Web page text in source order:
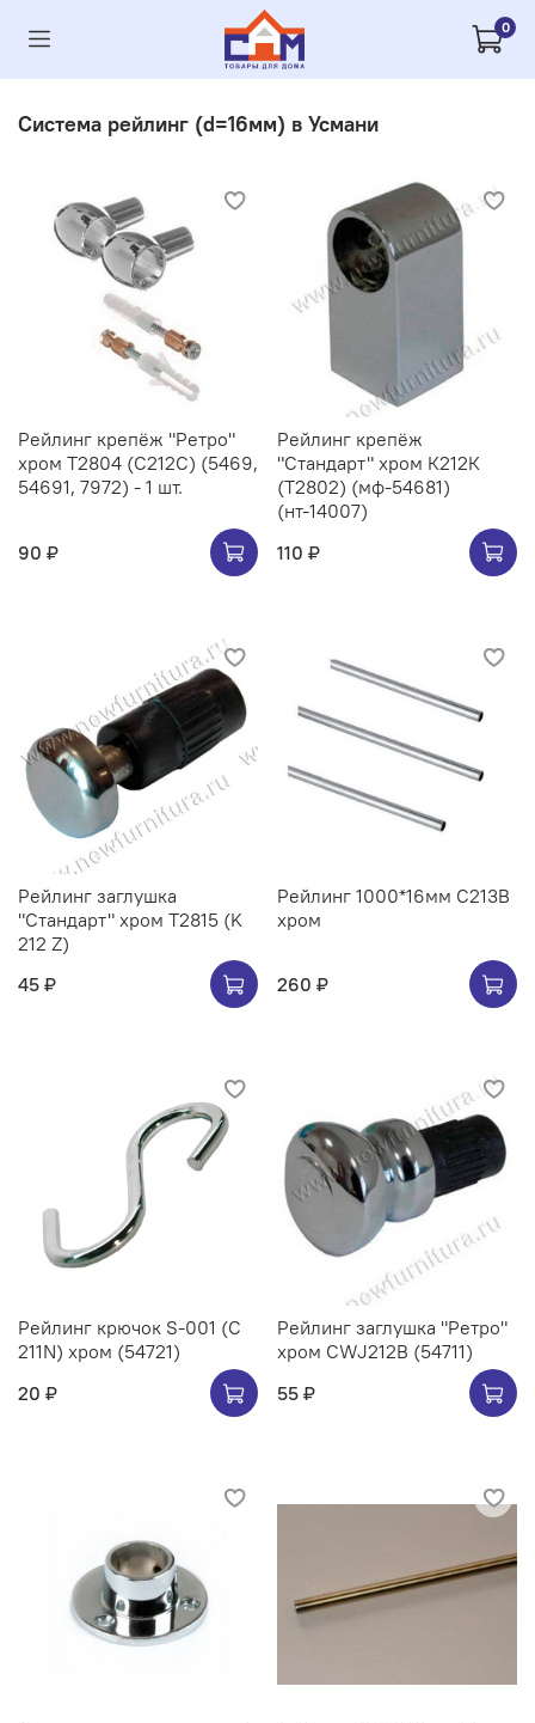
0
Система рейлинг (d=16мм) в Усмани
Рейлинг крепёж "Ретро"
хром Т2804 (С212C) (5469,
54691, 7972) - 1 шт.
90 ₽
Рейлинг крепёж
"Стандарт" хром К212К
(Т2802) (мф-54681)
(нт-14007)
110 ₽
Рейлинг заглушка
"Стандарт" хром Т2815 (K
212 Z)
45 ₽
Рейлинг 1000*16мм C213B
хром
260 ₽
Рейлинг крючок S-001 (C
211N) хром (54721)
20 ₽
Рейлинг заглушка "Ретро"
хром CWJ212B (54711)
55 ₽